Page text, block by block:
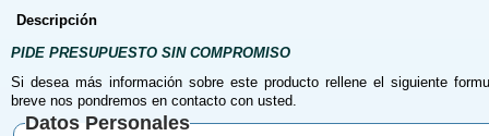
Descripción
PIDE PRESUPUESTO SIN COMPROMISO
Si desea más información sobre este producto rellene el siguiente
breve nos pondremos en contacto con usted.
Datos Personales